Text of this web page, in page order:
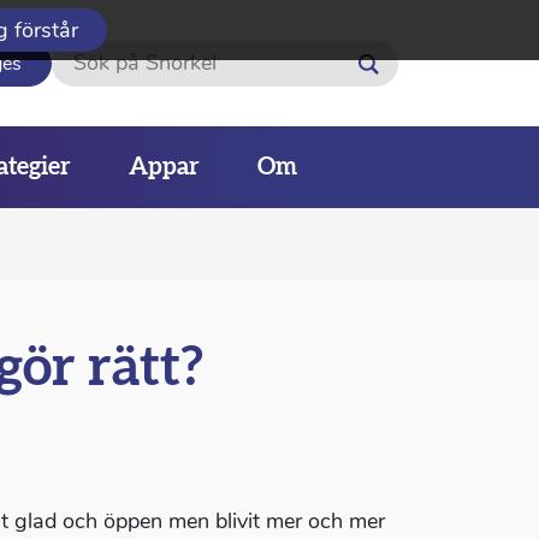
förstår
Sök
Appar Om
rätt?
glad och öppen men blivit mer och mer